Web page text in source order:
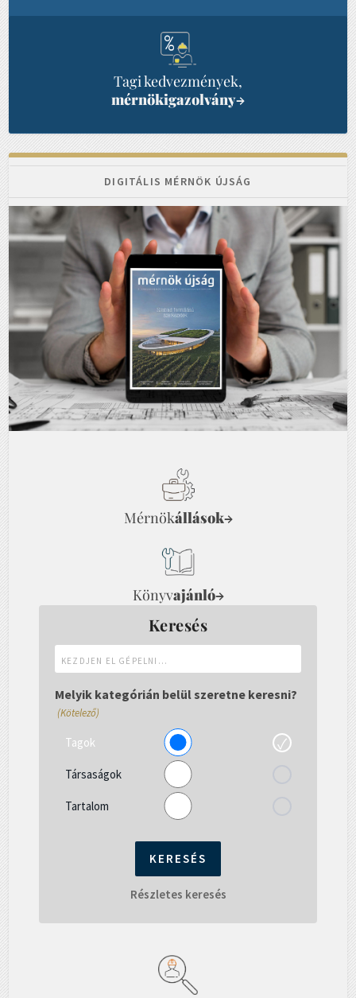
Tagi kedvezmények,
mérnökigazolvány→
DIGITÁLIS MÉRNÖK ÚJSÁG
Mérnökállások→
Könyvajánló→
Keresés
el
gépelni...
Melyik kategórián belül szeretne keresni?
(Kötelező)
Tagok
Társaságok
Tartalom
Részletes keresés